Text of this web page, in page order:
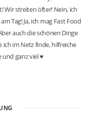
Wir streiten öfter! Nein, ich
Tag! Ja, ich mag Fast Food
auch die schönen Dinge
ich im Netz finde, hilfreiche
und ganz viel ♥